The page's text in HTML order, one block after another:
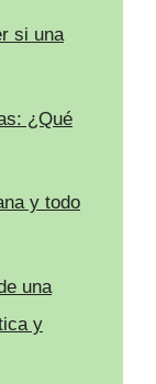
si una
¿Qué
y todo
una
y